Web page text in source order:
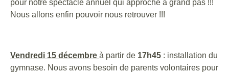
pour notre spectacle annuel qui approche à grand pas !!!
Nous allons enfin pouvoir nous retrouver !!!
Vendredi 15 décembre à partir de 17h45 : installation du
gymnase. Nous avons besoin de parents volontaires pour